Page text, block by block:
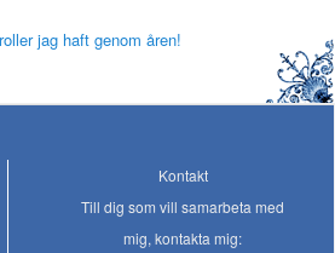
jag haft genom åren!
Kontakt
Till dig som vill samarbeta med
mig, kontakta mig: